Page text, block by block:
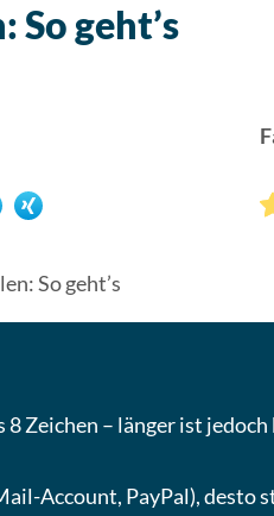
So geht’s
So geht’s
Zeichen – länger ist
Account, PayPal),